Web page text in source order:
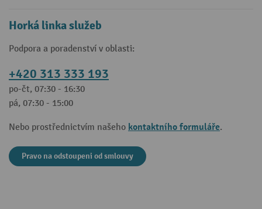
Horká linka služeb
Podpora a poradenství v oblasti:
+420 313 333 193
po-čt, 07:30 - 16:30
pá, 07:30 - 15:00
Nebo prostřednictvím našeho kontaktního formuláře.
Pravo na odstoupeni od smlouvy